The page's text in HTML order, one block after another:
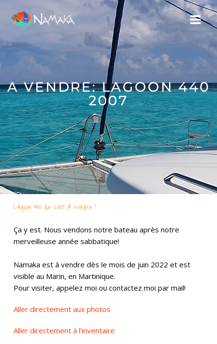
A VENDRE: LAGOON 440
2007
Lagoon 440 de 2007 à vendre !
Ça y est. Nous vendons notre bateau après notre
merveilleuse année sabbatique!
Namaka est à vendre dès le mois de juin 2022 et est
visible au Marin, en Martinique.
Pour visiter, appelez moi ou contactez moi par mail!
Aller directement aux photos
Aller directement à l’inventaire